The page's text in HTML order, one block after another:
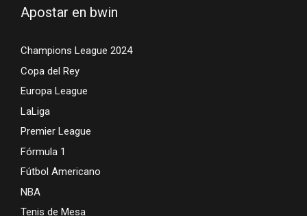
Apostar en bwin
Champions League 2024
Copa del Rey
Europa League
LaLiga
Premier League
Fórmula 1
Fútbol Americano
NBA
Tenis de Mesa